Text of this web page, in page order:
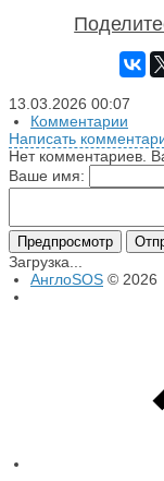
13.03.2026 00:07
Комментарии
Написать
Нет комментариев.
Ваше имя:
Предпросмотр
Загрузка...
АнглоSOS © 2026